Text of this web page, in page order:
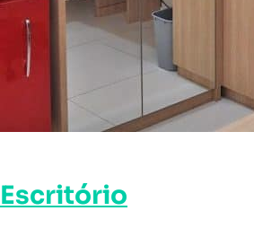
Escritório